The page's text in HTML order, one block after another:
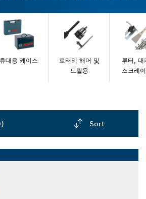
플레이트 및 프레임은 사용 가능한 수
일부에 불과합니다. 드릴, 드라이버,
세서리로 최상의 결과물을 완성하십
휴대용 케이스
로터리 해머 및
드릴용
루터, 대
스크레
Sort
closed